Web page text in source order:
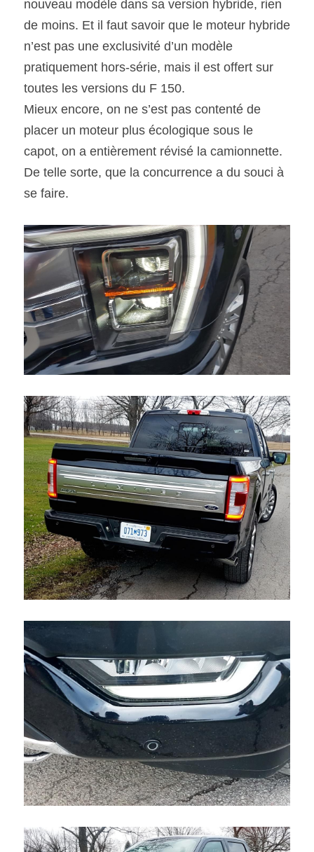
nouveau modèle dans sa version hybride, rien
de moins. Et il faut savoir que le moteur hybride
n’est pas une exclusivité d’un modèle
pratiquement hors-série, mais il est offert sur
toutes les versions du F 150.
Mieux encore, on ne s’est pas contenté de
placer un moteur plus écologique sous le
capot, on a entièrement révisé la camionnette.
De telle sorte, que la concurrence a du souci à
se faire.